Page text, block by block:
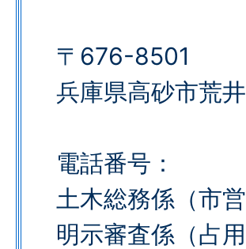
〒676-8501
兵庫県高砂市荒
電話番号：
土木総務係（市
明示審査係（占